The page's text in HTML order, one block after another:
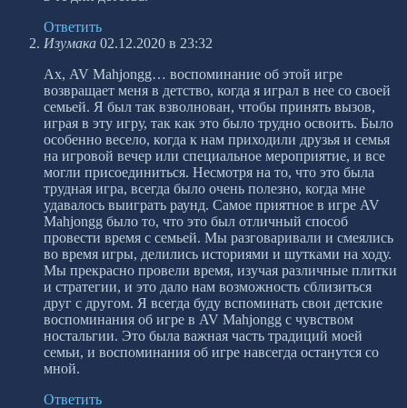
Ответить
Изумака 02.12.2020 в 23:32
Ах, AV Mahjongg… воспоминание об этой игре
возвращает меня в детство, когда я играл в нее со своей
семьей. Я был так взволнован, чтобы принять вызов,
играя в эту игру, так как это было трудно освоить. Было
особенно весело, когда к нам приходили друзья и семья
на игровой вечер или специальное мероприятие, и все
могли присоединиться. Несмотря на то, что это была
трудная игра, всегда было очень полезно, когда мне
удавалось выиграть раунд. Самое приятное в игре AV
Mahjongg было то, что это был отличный способ
провести время с семьей. Мы разговаривали и смеялись
во время игры, делились историями и шутками на ходу.
Мы прекрасно провели время, изучая различные плитки
и стратегии, и это дало нам возможность сблизиться
друг с другом. Я всегда буду вспоминать свои детские
воспоминания об игре в AV Mahjongg с чувством
ностальгии. Это была важная часть традиций моей
семьи, и воспоминания об игре навсегда останутся со
мной.
Ответить